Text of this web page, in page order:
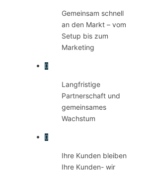
Gemeinsam schnell
an den Markt – vom
Setup bis zum
Marketing
Langfristige
Partnerschaft und
gemeinsames
Wachstum
Ihre Kunden bleiben
Ihre Kunden- wir